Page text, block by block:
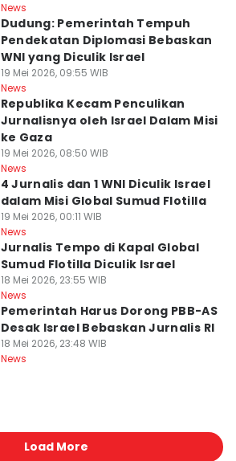
News
Dudung: Pemerintah Tempuh
Pendekatan Diplomasi Bebaskan
WNI yang Diculik Israel
19 Mei 2026, 09:55 WIB
News
Republika Kecam Penculikan
Jurnalisnya oleh Israel Dalam Misi
ke Gaza
19 Mei 2026, 08:50 WIB
News
4 Jurnalis dan 1 WNI Diculik Israel
dalam Misi Global Sumud Flotilla
19 Mei 2026, 00:11 WIB
News
Jurnalis Tempo di Kapal Global
Sumud Flotilla Diculik Israel
18 Mei 2026, 23:55 WIB
News
Pemerintah Harus Dorong PBB-AS
Desak Israel Bebaskan Jurnalis RI
18 Mei 2026, 23:48 WIB
News
Load More